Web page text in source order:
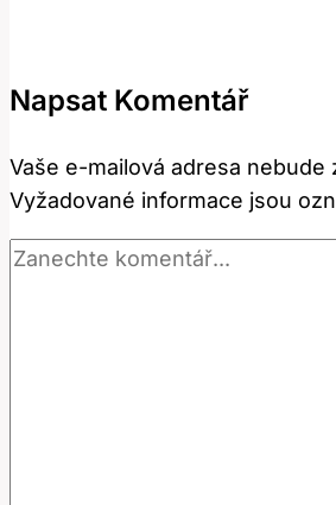
víček:
potřebujete
vědět
Napsat Komentář
Vaše e-mailová adresa nebude
Vyžadované informace jsou